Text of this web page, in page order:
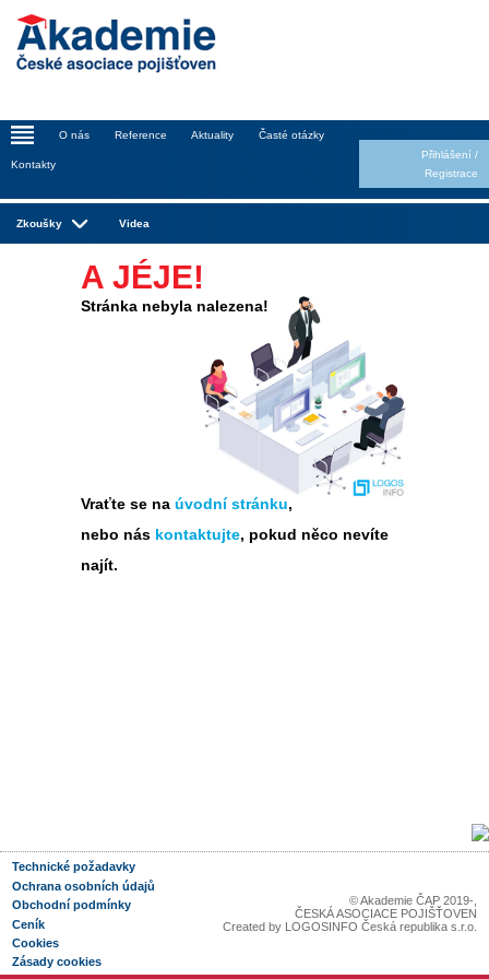
_ O nás Reference Aktuality Časté otázky
Kontakty
Přihlášení/
Registrace
Zkoušky Videa
A JÉJE!
Stránka nebyla nalezena!
Vraťte se na úvodní stránku,
nebo nás kontaktujte, pokud něco nevíte
najít.
Technické požadavky
Ochrana osobních údajů
Obchodní podmínky
Ceník
Cookies
Zásady cookies
© Akademie ČAP 2019-
ČESKÁ ASOCIACE POJIŠŤOVEN
Created by LOGOSINFO Česká republika s.r.o.